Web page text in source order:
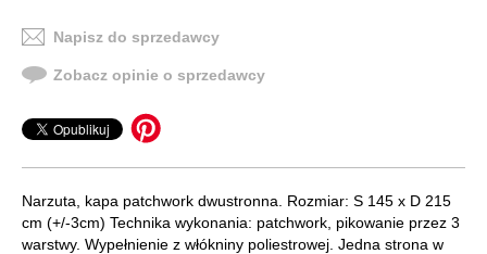
Napisz do sprzedawcy
Zobacz opinie o sprzedawcy
Narzuta, kapa patchwork dwustronna. Rozmiar: S 145 x D 215
cm (+/-3cm) Technika wykonania: patchwork, pikowanie przez 3
warstwy. Wypełnienie z włókniny poliestrowej. Jedna strona w